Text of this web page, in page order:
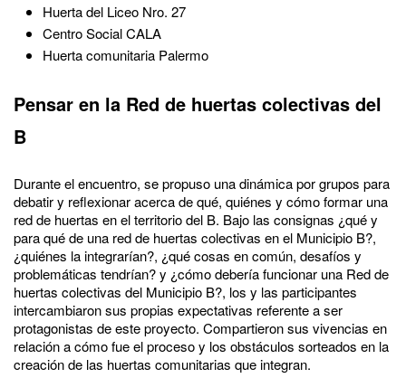
Huerta del Liceo Nro. 27
Centro Social CALA
Huerta comunitaria Palermo
Pensar en la Red de huertas colectivas del
B
Durante el encuentro, se propuso una dinámica por grupos para
debatir y reflexionar acerca de qué, quiénes y cómo formar una
red de huertas en el territorio del B. Bajo las consignas ¿qué y
para qué de una red de huertas colectivas en el Municipio B?,
¿quiénes la integrarían?, ¿qué cosas en común, desafíos y
problemáticas tendrían? y ¿cómo debería funcionar una Red de
huertas colectivas del Municipio B?, los y las participantes
intercambiaron sus propias expectativas referente a ser
protagonistas de este proyecto. Compartieron sus vivencias en
relación a cómo fue el proceso y los obstáculos sorteados en la
creación de las huertas comunitarias que integran.